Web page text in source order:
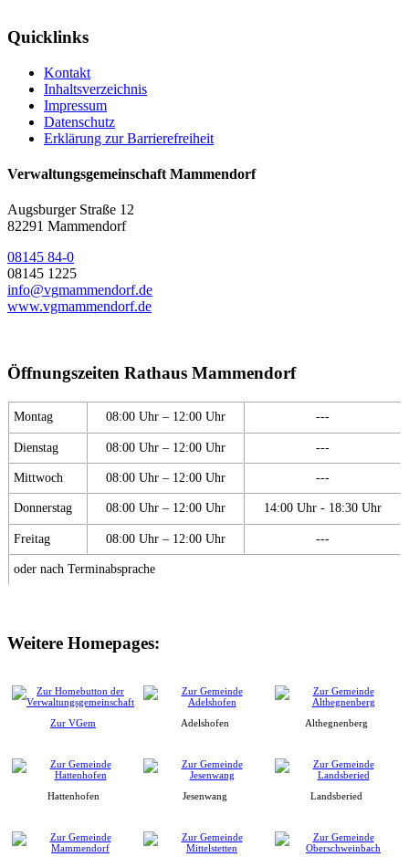
Quicklinks
Kontakt
Inhaltsverzeichnis
Impressum
Datenschutz
Erklärung zur Barrierefreiheit
Verwaltungsgemeinschaft Mammendorf
Augsburger Straße 12
82291 Mammendorf
08145 84-0
08145 1225
info@vgmammendorf.de
www.vgmammendorf.de
Öffnungszeiten Rathaus Mammendorf
Montag 08:00 Uhr – 12:00 Uhr ---
Dienstag 08:00 Uhr – 12:00 Uhr ---
Mittwoch 08:00 Uhr – 12:00 Uhr ---
Donnerstag 08:00 Uhr – 12:00 Uhr 14:00 Uhr - 18:30 Uhr
Freitag 08:00 Uhr – 12:00 Uhr ---
oder nach Terminabsprache
Weitere Homepages:
Zur VGem Adelshofen Althegnenberg
Hattenhofen Jesenwang Landsberied